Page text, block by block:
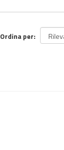
Ordina per